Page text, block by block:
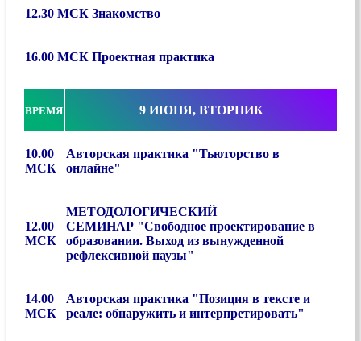
12.30 МСК Знакомство
16.00 МСК Проектная практика
ВРЕМЯ 9 ИЮНЯ, ВТОРНИК
10.00
МСК
Авторская практика "Тьюторство в
онлайне"
12.00
МСК
МЕТОДОЛОГИЧЕСКИЙ
СЕМИНАР "Свободное проектирование в
образовании. Выход из вынужденной
рефлексивной паузы"
14.00
МСК
Авторская практика "Позиция в тексте и
реале: обнаружить и интерпретировать"